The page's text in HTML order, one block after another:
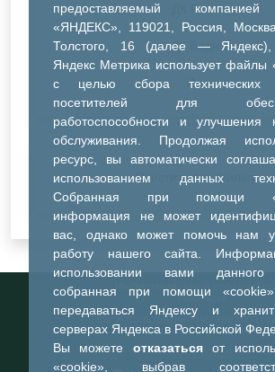
предоставляемый
«ЯНДЕКС», 119021, Россия,
Толстого, 16 (далее — Яндекс),
Яндекс Метрика использует файлы
с целью сбора технических
посетителей для
работоспособности и улучшения
обслуживания. Продолжая
ресурс, вы автоматически
использованием данных
Собранная при помощи
информация не может
вас, однако может помочь нам
работу нашего сайта.
использовании вами данного
собранная при помощи
передаваться Яндексу и
серверах Яндекса в Российской
Вы можете отказатьсяот
«cookie», выбрав
ДК Речник
ДК Водник
Иное
Очистить все фильтры
Информационный портал
Тобольска
При использовании материалов
портал обязательна
©2023-2026